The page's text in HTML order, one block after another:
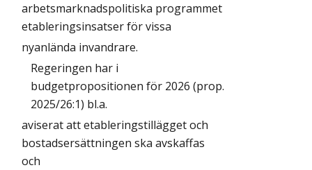
arbetsmarknadspolitiska programmet
etableringsinsatser för vissa
nyanlända invandrare.
Regeringen har i
budgetpropositionen för 2026 (prop.
2025/26:1) bl.a.
aviserat att etableringstillägget och
bostadsersättningen ska avskaffas
och